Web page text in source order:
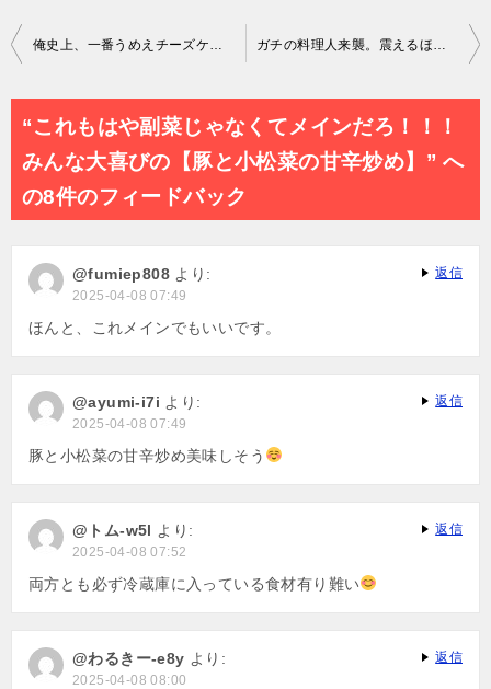
投
ー
ョ
ン
俺史上、一番うめえチーズケーキの作り方 ガチの料理人来襲。震えるほど旨い本格海老炒飯
“これもはや副菜じゃなくてメインだろ！！！
みんな大喜びの【豚と小松菜の甘辛炒め】” へ
の8件のフィードバック
@fumiep808 より:
2025-04-08 07:49
ほんと、これメインでもいいです。
返信
@ayumi-i7i より:
2025-04-08 07:49
豚と小松菜の甘辛炒め美味しそう
返信
@トム-w5l より:
2025-04-08 07:52
両方とも必ず冷蔵庫に入っている食材有り難い
返信
@わるきー-e8y より:
2025-04-08 08:00
返信